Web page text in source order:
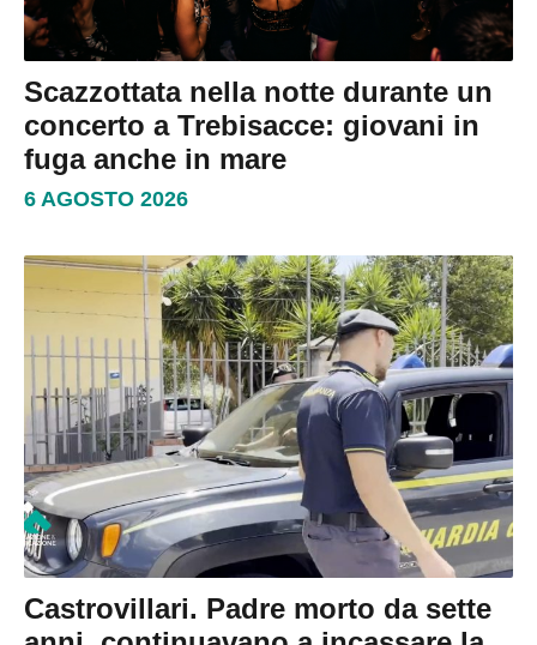
Scazzottata nella notte durante un
concerto a Trebisacce: giovani in
fuga anche in mare
6 AGOSTO 2026
Castrovillari. Padre morto da sette